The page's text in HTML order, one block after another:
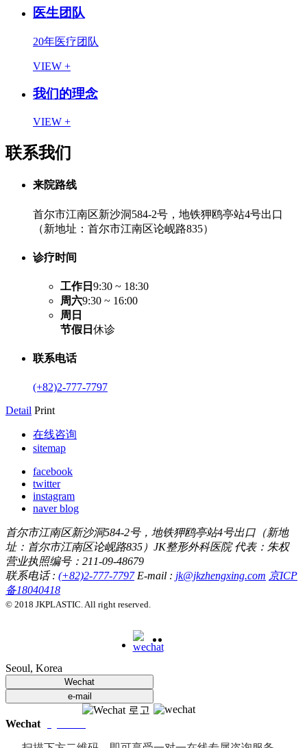
医生团队
20年医疗团队
VIEW +
我们的理念
VIEW +
联系我们
来院路线
首尔市江南区新沙洞584-2号，地铁狎鸥亭站4号出口
（新地址：首尔市江南区论岘路835）
诊疗时间
工作日 9:30 ~ 18:30
周六9:30 ~ 16:00
周日
节假日 休诊
联系电话
(+82)2-777-7797
Detail Print
在线咨询
sitemap
facebook
twitter
instagram
naver blog
首尔市江南区新沙洞584-2号，地铁狎鸥亭站4号出口（新地
址：首尔市江南区论岘路835）JK整形外科医院 代表：朱权
营业执照编号：211-09-48679
联系电话 : (+82)2-777-7797E-mail : jk@jkzhengxing.com 京ICP
备18040418
© 2018 JKPLASTIC. All right reserved.
Seoul, Korea
Wechat
e-mail
Wechat